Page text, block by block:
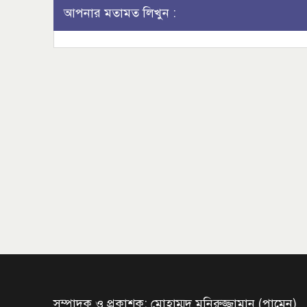
আপনার মতামত লিখুন :
সম্পাদক ও প্রকাশক: মোহাম্মদ মনিরুজ্জামান (পামেন)